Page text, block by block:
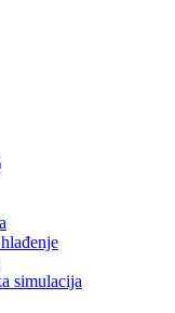
simulacija